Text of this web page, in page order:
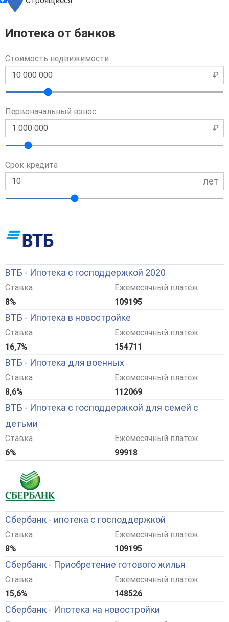
Ипотека от банков
Стоимость недвижимости
₽
Первоначальный взнос
₽
Срок кредита
лет
ВТБ - Ипотека с господдержкой 2020
Ставка
8%
Ежемесячный платёж
109195
ВТБ - Ипотека в новостройке
Ставка
16,7%
Ежемесячный платёж
154711
ВТБ - Ипотека для военных
Ставка
8,6%
Ежемесячный платёж
112069
ВТБ - Ипотека с господдержкой для семей с
детьми
Ставка
6%
Ежемесячный платёж
99918
Сбербанк - ипотека с господдержкой
Ставка
8%
Ежемесячный платёж
109195
Сбербанк - Приобретение готового жилья
Ставка
15,6%
Ежемесячный платёж
148526
Сбербанк - Ипотека на новостройки